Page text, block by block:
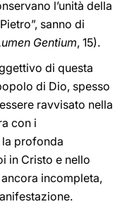
l’unità della
sanno di
Gentium, 15).
di questa
di Dio, spesso
ravvisato nella
con i
profonda
in Cristo e nello
incompleta,